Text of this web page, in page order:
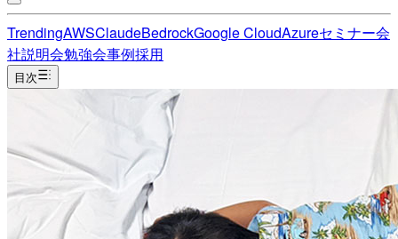
TrendingAWSClaudeBedrockGoogle CloudAzureセミナー会
社説明会勉強会事例採用
目次